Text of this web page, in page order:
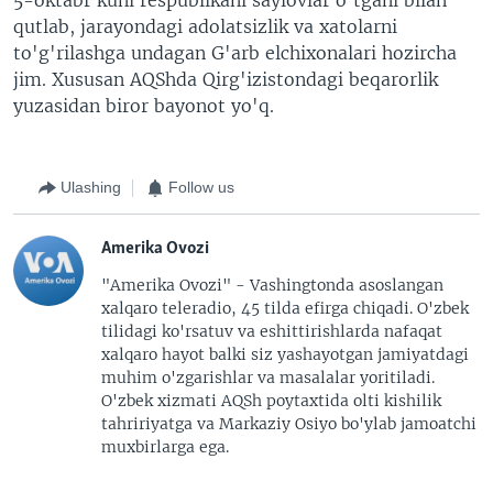
qutlab, jarayondagi adolatsizlik va xatolarni
to'g'rilashga undagan G'arb elchixonalari hozircha
jim. Xususan AQShda Qirg'izistondagi beqarorlik
yuzasidan biror bayonot yo'q.
Ulashing Follow us
Amerika Ovozi
"Amerika Ovozi" - Vashingtonda asoslangan
xalqaro teleradio, 45 tilda efirga chiqadi. O'zbek
tilidagi ko'rsatuv va eshittirishlarda nafaqat
xalqaro hayot balki siz yashayotgan jamiyatdagi
muhim o'zgarishlar va masalalar yoritiladi.
O'zbek xizmati AQSh poytaxtida olti kishilik
tahririyatga va Markaziy Osiyo bo'ylab jamoatchi
muxbirlarga ega.